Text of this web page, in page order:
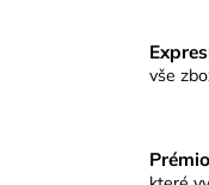
vše